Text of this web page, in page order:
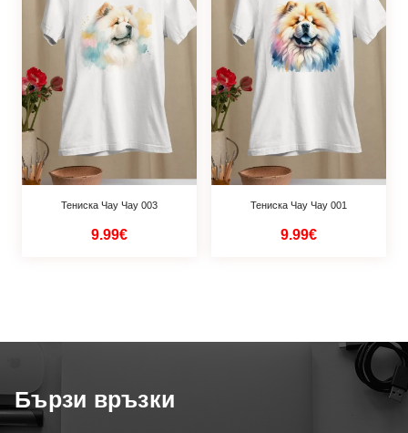
Тениска Чау Чау 003
9.99€
Тениска Чау Чау 001
9.99€
Бързи връзки